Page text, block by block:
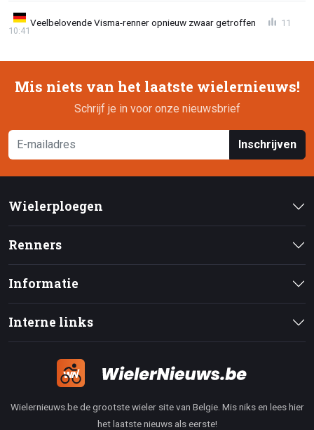
Veelbelovende Visma-renner opnieuw zwaar getroffen
10:41
11
Mis niets van het laatste wielernieuws!
Schrijf je in voor onze nieuwsbrief
Inschrijven
Wielerploegen
Renners
Informatie
Interne links
Wielernieuws.be de grootste wieler site van Belgie. Mis niks en lees hier
het laatste nieuws als eerste!